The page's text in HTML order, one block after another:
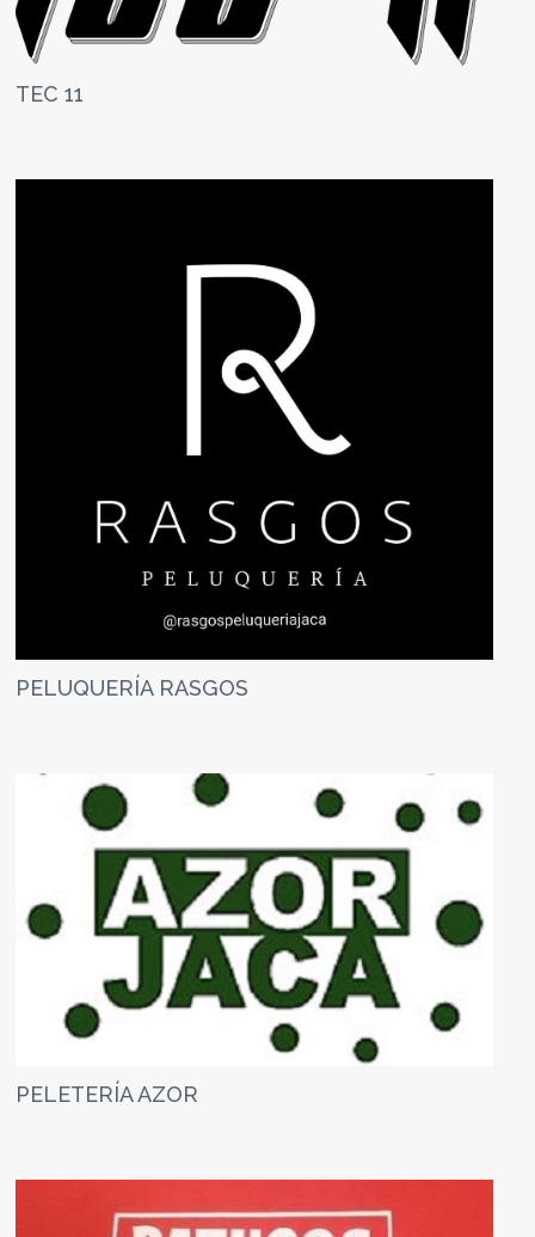
TEC 11
PELUQUERÍA RASGOS
PELETERÍA AZOR